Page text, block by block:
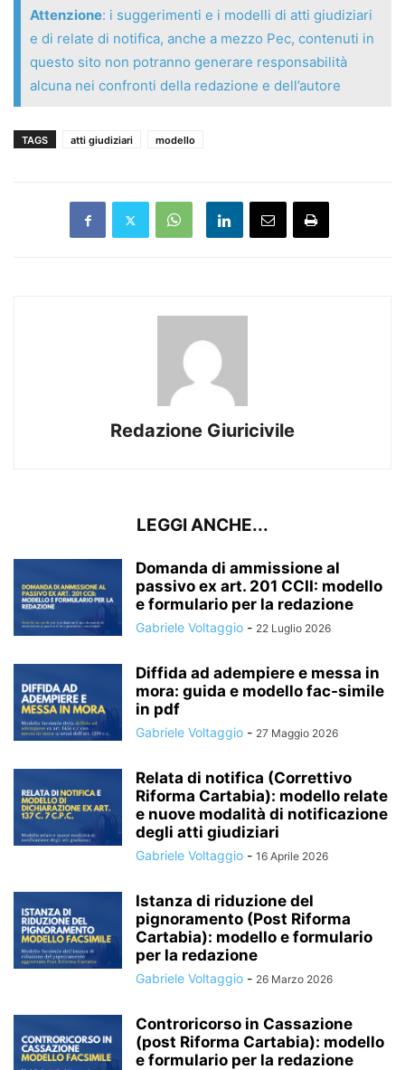
Attenzione: i suggerimenti e i modelli di atti giudiziari
e di relate di notifica, anche a mezzo Pec, contenuti in
questo sito non potranno generare responsabilità
alcuna nei confronti della redazione e dell’autore
TAGS atti giudiziari modello
Redazione Giuricivile
LEGGI ANCHE...
Domanda di ammissione al
passivo ex art. 201 CCII: modello
e formulario per la redazione
Gabriele Voltaggio - 22 Luglio 2026
Diffida ad adempiere e messa in
mora: guida e modello fac-simile
in pdf
Gabriele Voltaggio - 27 Maggio 2026
Relata di notifica (Correttivo
Riforma Cartabia): modello relate
e nuove modalità di notificazione
degli atti giudiziari
Gabriele Voltaggio - 16 Aprile 2026
Istanza di riduzione del
pignoramento (Post Riforma
Cartabia): modello e formulario
per la redazione
Gabriele Voltaggio - 26 Marzo 2026
Controricorso in Cassazione
(post Riforma Cartabia): modello
e formulario per la redazione